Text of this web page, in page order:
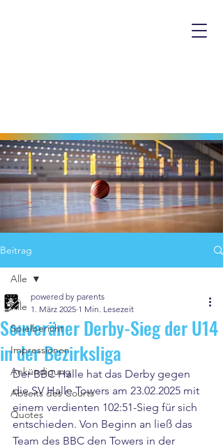
Beitrag
Alle
Spielbericht
Impressionen
Ankündigung
Abseits des Courts
Quotes
Alle
Souveräner Derby-Sieg der U14
in der Bezirksliga
powered by parents
1. März 2025 1 Min. Lesezeit
Der BBC Halle hat das Derby gegen
die SV Halle Towers am 23.02.2025 mit
einem verdienten 102:51-Sieg für sich
entschieden. Von Beginn an ließ das
Team des BBC den Towers in der